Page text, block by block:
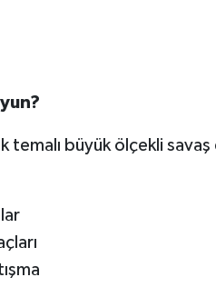
temalı büyük ölçekli